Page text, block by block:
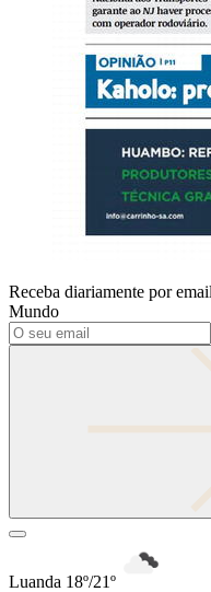
Receba diariamente por
Mundo
Luanda 18º/21º